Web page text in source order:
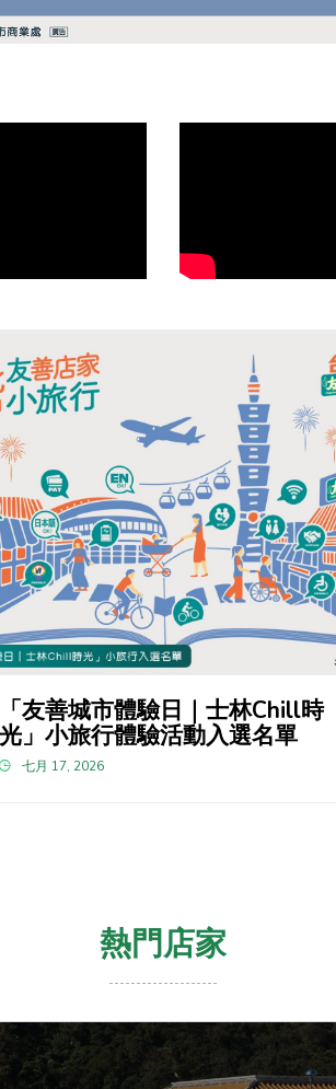
「友善城市體驗日｜士林Chill時
光」小旅行體驗活動入選名單
七月 17, 2026
熱門店家